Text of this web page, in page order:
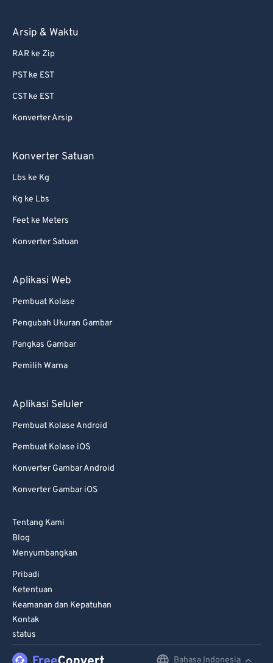
Arsip & Waktu
RAR ke Zip
PST ke EST
CST ke EST
Konverter Arsip
Konverter Satuan
Lbs ke Kg
Kg ke Lbs
Feet ke Meters
Konverter Satuan
Aplikasi Web
Pembuat Kolase
Pengubah Ukuran Gambar
Pangkas Gambar
Pemilih Warna
Aplikasi Seluler
Pembuat Kolase Android
Pembuat Kolase iOS
Konverter Gambar Android
Konverter Gambar iOS
Tentang Kami
Blog
Menyumbangkan
Pribadi
Ketentuan
Keamanan dan Kepatuhan
Kontak
status
Bahasa Indonesia